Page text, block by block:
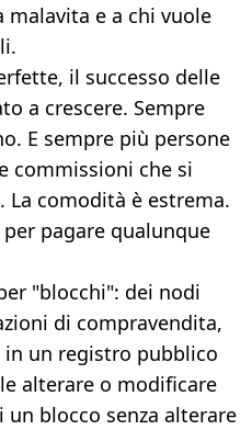
malavita e a chi vuole
il successo delle
a crescere. Sempre
E sempre più persone
commissioni che si
La comodità è estrema.
pagare qualunque
"blocchi": dei nodi
di compravendita,
un registro pubblico
alterare o modificare
blocco senza alterare